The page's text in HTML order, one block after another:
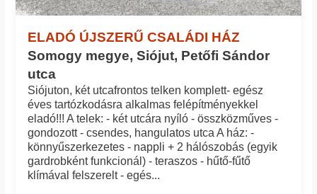
ELADÓ ÚJSZERŰ CSALÁDI HÁZ
Somogy megye, Siójut, Petőfi Sándor
utca
Siójuton, két utcafrontos telken komplett- egész
éves tartózkodásra alkalmas felépítményekkel
eladó!!! A telek: - két utcára nyíló - összközműves -
gondozott - csendes, hangulatos utca A ház: -
könnyűszerkezetes - nappli + 2 hálószobás (egyik
gardrobként funkcionál) - teraszos - hűtő-fűtő
klímával felszerelt - egés...